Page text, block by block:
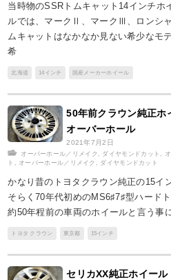
当時物のSSRトムキャット14インチホ
ルでは、マークⅡ、マークⅢ、ロンシ
ムキャットはなかなか見ない希少なモ
希
北海道 14インチ 国産メーカーホイール
50年前クラウン純正ホ
オーバーホール
2021年7月2日
オーバーホール／リメイク , ダイヤモンドカット ,
ト , オーバーホール／リメイク , ダイヤモンドカット
かなり昔のトヨタクラウン純正の15イ
そらく70年代初めのMS6♯7♯型ハード
約50年程前の車両のホイールと言う事
トヨタ クラウン 東京都 15インチ
セリカXX純正ホイー